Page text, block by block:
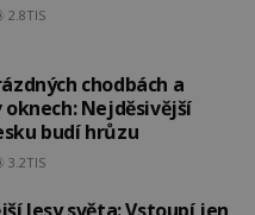
2.8TIS
chodbách a
Nejděsivější
budí hrůzu
3.2TIS